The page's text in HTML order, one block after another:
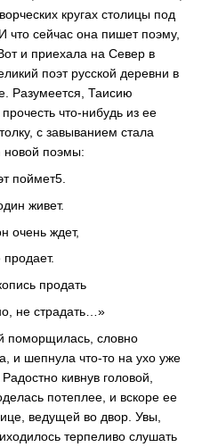
кругах столицы под
что сейчас она пишет поэму,
и приехала на Север в
поэт русской деревни в
Разумеется, Таисию
что-нибудь из ее
с завыванием стала
новой поэмы:
ждет,
продать
поморщилась, словно
и шепнула что-то на ухо уже
кивнув головой,
потеплее, и вскоре ее
ведущей во двор. Увы,
терпеливо слушать